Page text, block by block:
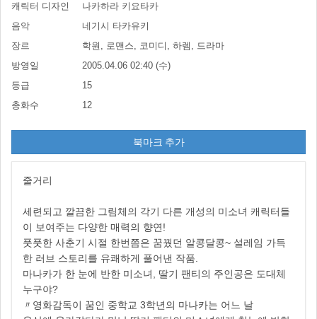
캐릭터 디자인
나카하라 키요타카
음악
네기시 타카유키
장르
학원, 로맨스, 코미디, 하렘, 드라마
방영일
2005.04.06 02:40 (수)
등급
15
총화수
12
북마크 추가
줄거리
세련되고 깔끔한 그림체의 각기 다른 개성의 미소녀 캐릭터들
이 보여주는 다양한 매력의 향연!
풋풋한 사춘기 시절 한번쯤은 꿈꿨던 알콩달콩~ 설레임 가득
한 러브 스토리를 유쾌하게 풀어낸 작품.
마나카가 한 눈에 반한 미소녀, 딸기 팬티의 주인공은 도대체
누구야?
〃영화감독이 꿈인 중학교 3학년의 마나카는 어느 날